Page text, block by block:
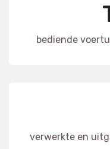
bediende
verwerkte en